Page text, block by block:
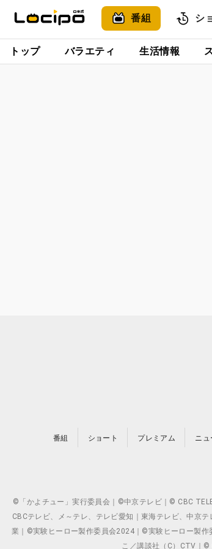
番組 シ
トップ バラエティ 生活情報
番組 ショート プレミアム ニュ
©「かよチュー」実行委員会｜©中京テレビ｜© CBC
CBCテレビ、メ～テレ、テレビ愛知｜東海テレビ、中京
業｜©実験ヒーロー製作委員会2024｜©実験ヒーロー製作
こ／講談社（C）CTV｜©